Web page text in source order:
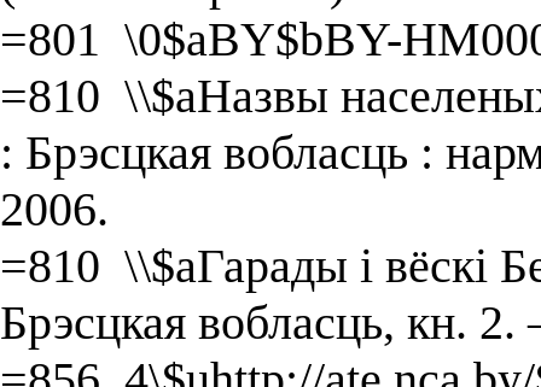
=801 \0$aBY$bBY-
=810 \\$aНазвы
: Брэсцкая вобласць :
2006.
=810 \\$aГарады і вёскі
Брэсцкая вобласць, кн.